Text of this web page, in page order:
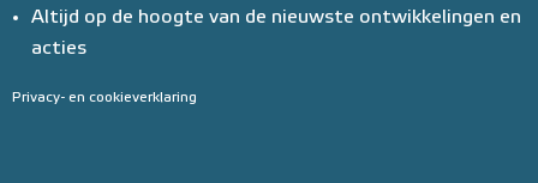
Altijd op de hoogte van de nieuwste ontwikkelingen en
acties
Privacy- en cookieverklaring